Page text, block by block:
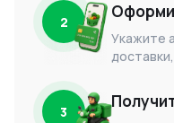
2
Укажите
3